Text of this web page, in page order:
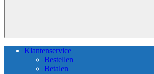
Klantenservice
Bestellen
Betalen